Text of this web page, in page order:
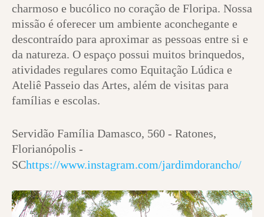
charmoso e bucólico no coração de Floripa. Nossa
missão é oferecer um ambiente aconchegante e
descontraído para aproximar as pessoas entre si e
da natureza. O espaço possui muitos brinquedos,
atividades regulares como Equitação Lúdica e
Ateliê Passeio das Artes, além de visitas para
famílias e escolas.
Servidão Família Damasco, 560 - Ratones,
Florianópolis -
SChttps://www.instagram.com/jardimdorancho/